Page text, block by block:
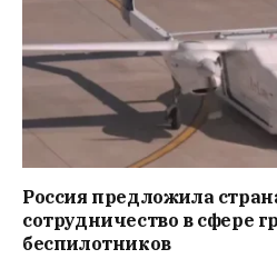
Россия предложила
сотрудничество в сфере
беспилотников